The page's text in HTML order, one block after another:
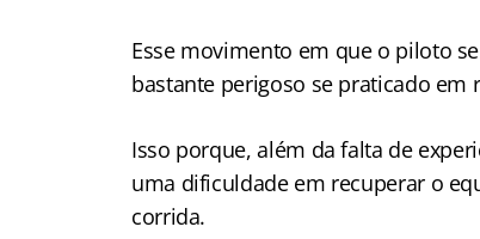
Esse movimento em que o piloto
bastante perigoso se praticado em
Isso porque, além da falta de
uma dificuldade em recuperar o
corrida.